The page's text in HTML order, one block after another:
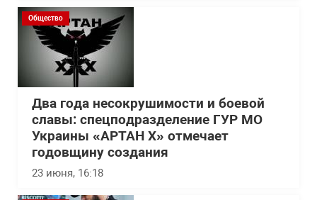
Общество
Два года несокрушимости и боевой
славы: спецподразделение ГУР МО
Украины «АРТАН Х» отмечает
годовщину создания
23 июня, 16:18